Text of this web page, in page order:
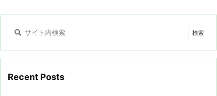
Recent Posts